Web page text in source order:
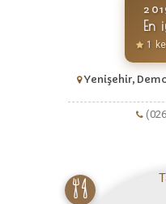
En
1
Yenişehir,